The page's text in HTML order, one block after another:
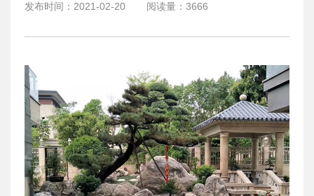
发布时间： 2021-02-20 阅读量： 3666